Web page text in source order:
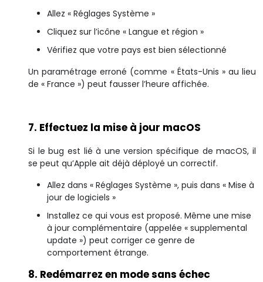
Allez « Réglages Système »
Cliquez sur l’icône « Langue et région »
Vérifiez que votre pays est bien sélectionné
Un paramétrage erroné (comme « États-Unis » au lieu
de « France ») peut fausser l’heure affichée.
7. Effectuez la mise à jour macOS
Si le bug est lié à une version spécifique de macOS, il
se peut qu’Apple ait déjà déployé un correctif.
Allez dans « Réglages Système », puis dans « Mise à
jour de logiciels »
Installez ce qui vous est proposé. Même une mise
à jour complémentaire (appelée « supplemental
update ») peut corriger ce genre de
comportement étrange.
8. Redémarrez en mode sans échec